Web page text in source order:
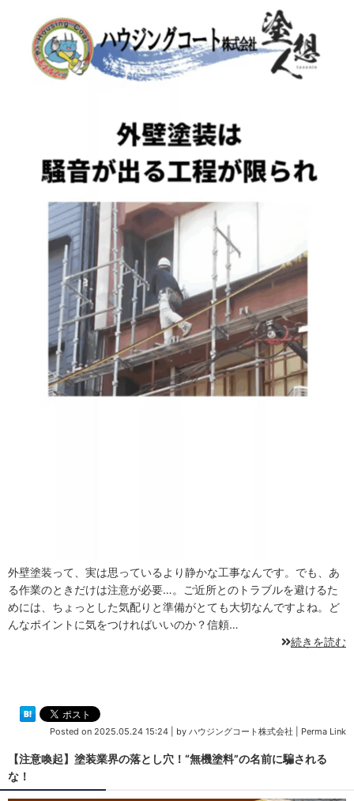
外壁塗装って、実は思っているより静かな工事なんです。でも、あ
る作業のときだけは注意が必要…。ご近所とのトラブルを避けるた
めには、ちょっとした気配りと準備がとても大切なんですよね。ど
んなポイントに気をつければいいのか？信頼…
続きを読む
Posted on 2025.05.24 15:24 by ハウジングコート株式会社 Perma Link
【注意喚起】塗装業界の落とし穴！“無機塗料”の名前に騙される
な！